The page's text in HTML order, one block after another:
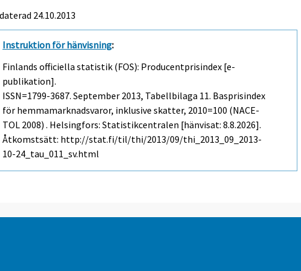
24.10.2013
Instruktion för hänvisning:
Finlands officiella statistik (FOS): Producentprisindex [e-
publikation].
ISSN=1799-3687.September 2013, Tabellbilaga 11. Basprisindex
för hemmamarknadsvaror, inklusive skatter, 2010=100 (NACE-
TOL 2008) . Helsingfors: Statistikcentralen [hänvisat: 8.8.2026].
Åtkomstsätt: http://stat.fi/til/thi/2013/09/thi_2013_09_2013-
10-24_tau_011_sv.html